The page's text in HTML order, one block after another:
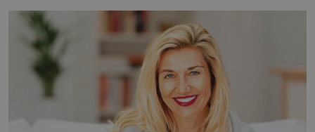
se na koloběžce a den zakončit poznáváním památek ve
Velkých Losinách nebo v termálním